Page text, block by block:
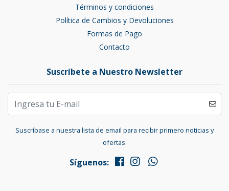
Términos y condiciones
Política de Cambios y Devoluciones
Formas de Pago
Contacto
Suscríbete a Nuestro Newsletter
Suscríbase a nuestra lista de email para recibir primero noticias y
ofertas.
Síguenos: